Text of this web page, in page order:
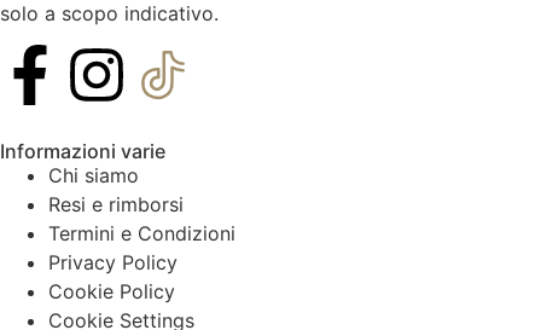
solo a scopo indicativo.
Informazioni varie
Chi siamo
Resi e rimborsi
Termini e Condizioni
Privacy Policy
Cookie Policy
Cookie Settings